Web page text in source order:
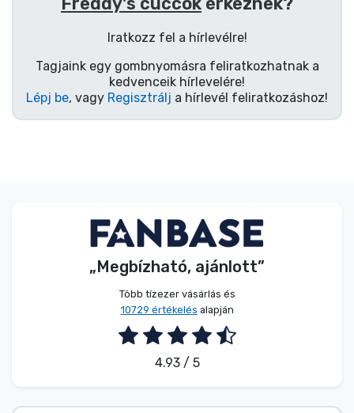
Iratkozz fel a hírlevélre!
Tagjaink egy gombnyomásra feliratkozhatnak a
kedvenceik hírlevelére!
Lépj be, vagy Regisztrálj a hírlevél feliratkozáshoz!
„Megbízható, ajánlott”
Több tízezer vásárlás és
10729 értékelés alapján
4.93 / 5
Terméktípusok
Márkák